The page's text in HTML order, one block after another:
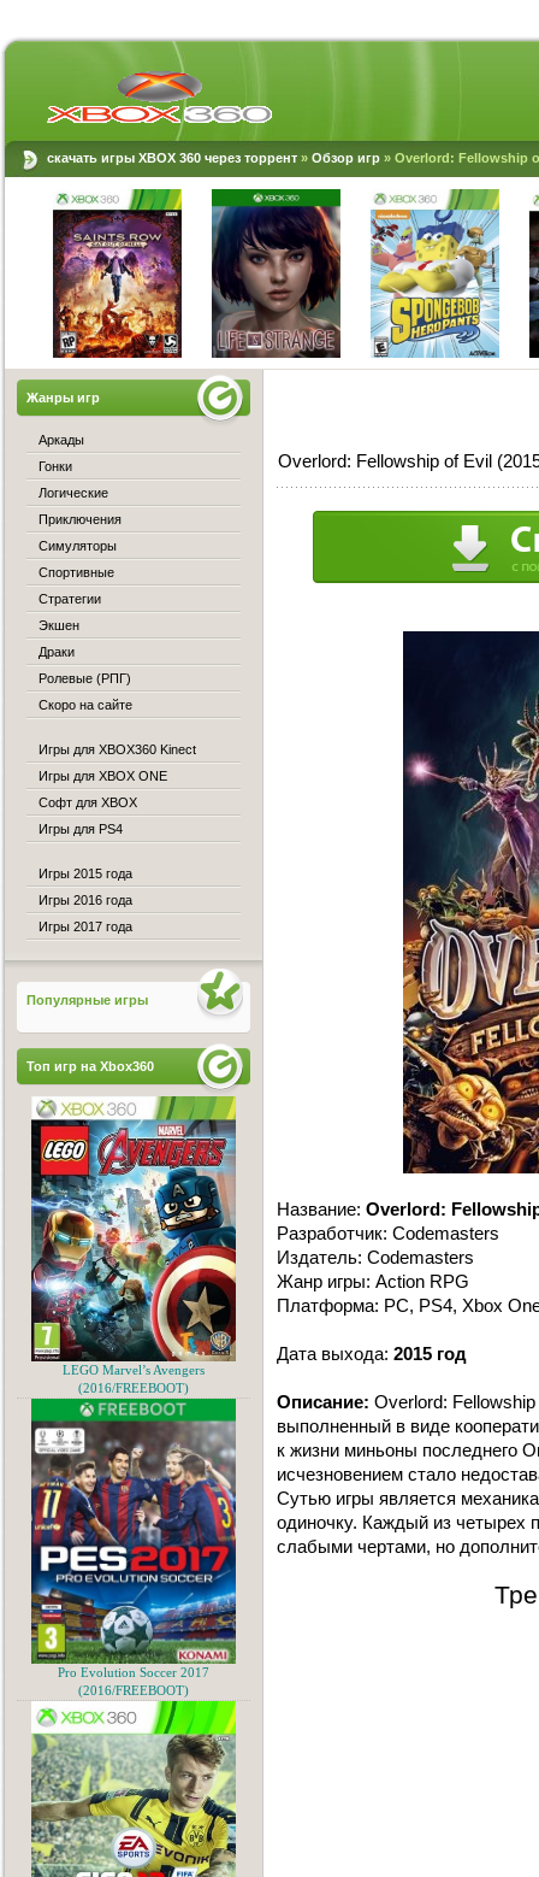
скачать игры XBOX 360 через торрент » Обзор игр » Overlord: Fellowship
Overlord: Fellowship of Evil
Название: Overlord:
Разработчик: Codemasters
Издатель: Codemasters
Жанр игры: Action RPG
Платформа: PC, PS4, Xbox
Дата выхода: 2015 год
Описание: Overlord:
выполненный в виде
к жизни миньоны последнего
исчезновением стало
Сутью игры является
одиночку. Каждый из четырех
слабыми чертами, но
Жанры игр
Аркады
Гонки
Логические
Приключения
Симуляторы
Спортивные
Стратегии
Экшен
Драки
Ролевые (РПГ)
Скоро на сайте
Игры для XBOX360 Kinect
Игры для XBOX ONE
Софт для XBOX
Игры для PS4
Игры 2015 года
Игры 2016 года
Игры 2017 года
Популярные игры
Топ игр на Xbox360
LEGO Marvel’s Avengers
(2016/FREEBOOT)
Pro Evolution Soccer 2017
(2016/FREEBOOT)